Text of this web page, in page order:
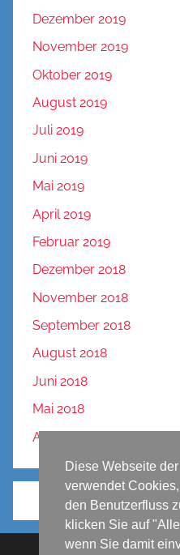
Dezember 2019
November 2019
Oktober 2019
August 2019
Juli 2019
Juni 2019
Mai 2019
April 2019
Februar 2019
Dezember 2018
November 2018
September 2018
August 2018
Juni 2018
Mai 2018
April 2018
Diese Webseite
verwendet
den Benutzerfluss
klicken Sie auf
wenn Sie damit